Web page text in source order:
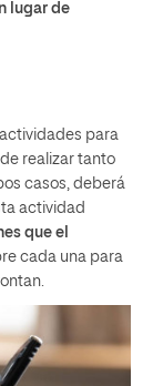
lugar de
para
realizar tanto
casos, deberá
actividad
que el
cada una para